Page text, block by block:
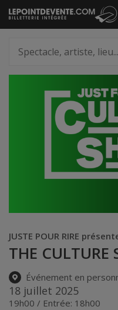
Passer
au
artiste,
lieu...
JUSTE POUR RIRE
THE CULTURE
Événement en
18 juillet 2025
19h00 / Entrée: 18h00